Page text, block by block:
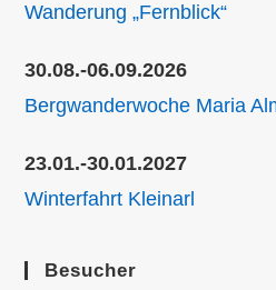
Wanderung „Fernblick“
30.08.-06.09.2026
Bergwanderwoche Maria
23.01.-30.01.2027
Winterfahrt Kleinarl
Besucher